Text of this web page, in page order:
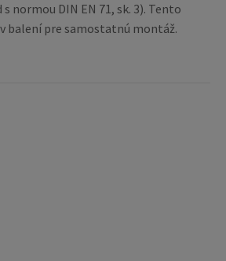
normou DIN EN 71, sk. 3). Tento
balení pre samostatnú montáž.